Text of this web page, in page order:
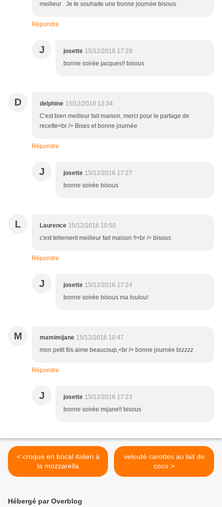
meilleur . Je te souhaite une bonne journée bisous .
Répondre
J josette 15/12/2016 17:29
bonne soirée jacques!! bisous
D delphine 15/12/2016 12:34
C'est bien meilleur fait maison, merci pour le partage de
recette<br /> Bises et bonne journée
Répondre
J josette 15/12/2016 17:27
bonne soirée bisous
L Laurence 15/12/2016 10:50
c'est tellement meilleur fait maison !!<br /> bisous
Répondre
J josette 15/12/2016 17:24
bonne soirée bisous ma loulou!
M mamimijane 15/12/2016 10:47
mon petit fils aime beaucoup,<br /> bonne journée bizzzz
Répondre
J josette 15/12/2016 17:23
bonne soirée mijane!! bisous
< croque en bocal italien à
la mozzarella
velouté carottes au lait de
coco >
Hébergé par Overblog